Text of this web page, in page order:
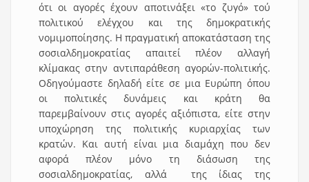
ότι οι αγορές έχουν αποτινάξει «το ζυγό» τού
πολιτικού ελέγχου και της δημοκρατικής
νομιμοποίησης. Η πραγματική αποκατάσταση της
σοσιαλδημοκρατίας απαιτεί πλέον αλλαγή
κλίμακας στην αντιπαράθεση αγορών-πολιτικής.
Οδηγούμαστε δηλαδή είτε σε μια Ευρώπη όπου
οι πολιτικές δυνάμεις και κράτη θα
παρεμβαίνουν στις αγορές αξιόπιστα, είτε στην
υποχώρηση της πολιτικής κυριαρχίας των
κρατών. Και αυτή είναι μια διαμάχη που δεν
αφορά πλέον μόνο τη διάσωση της
σοσιαλδημοκρατίας, αλλά της ίδιας της